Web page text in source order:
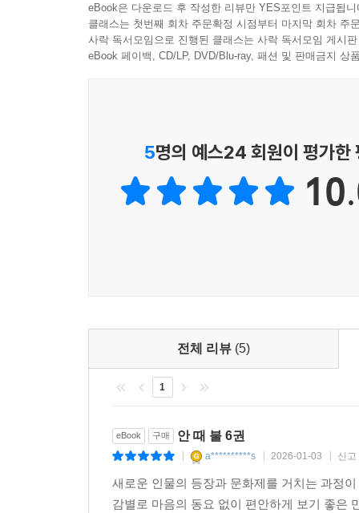
eBook은 다운로드 후 작성한 리뷰만 YES포인트 지급됩니
클래스는 첫번째 회차 주문확정 시점부터 마지막 회차 주
사락 독서모임으로 진행된 클래스는 사락 독서모임 게시
eBook 페이백, CD/LP, DVD/Blu-ray, 패션 및 판매금지 상
5명의 예스24 회원이 평가한
전체 리뷰 (5)
1
eBook 구매 안 때 불 6권
a**********s 2026-01-03 신고
새로운 인물의 등장과 문화제를 거치는 과정
감별로 마음의 동요 없이 편안하게 보기 좋